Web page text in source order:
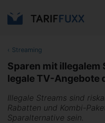
‹ Streaming
Sparen mit illegalem
legale TV-Angebote
Illegale Streams sind
Rabatten und Kombi-
Sparalternative sein.